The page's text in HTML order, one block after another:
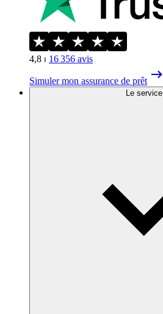
4,8 ⏐ 16 356 avis
Simuler mon assurance de prêt
Le service